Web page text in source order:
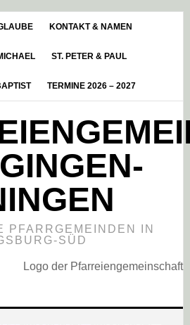
KONTAKT & NAMEN
ST. PETER & PAUL
TERMINE 2026 – 2027
PFARRGEMEINDEN IN
SÜD